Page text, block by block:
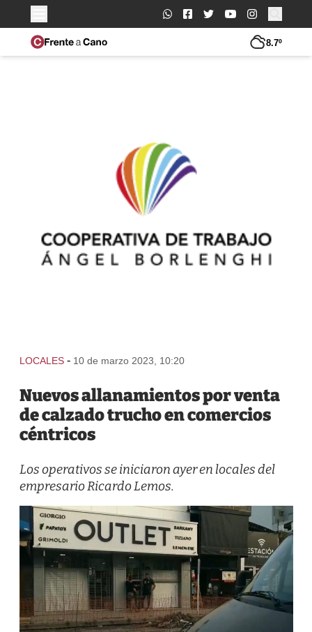
Buscar:
8.7º
LOCALES - 10 de marzo 2023, 10:20
Nuevos allanamientos por venta
de calzado trucho en comercios
céntricos
Los operativos se iniciaron ayer en locales del
empresario Ricardo Lemos.